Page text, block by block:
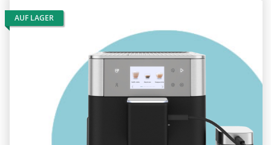
AUF LAGER